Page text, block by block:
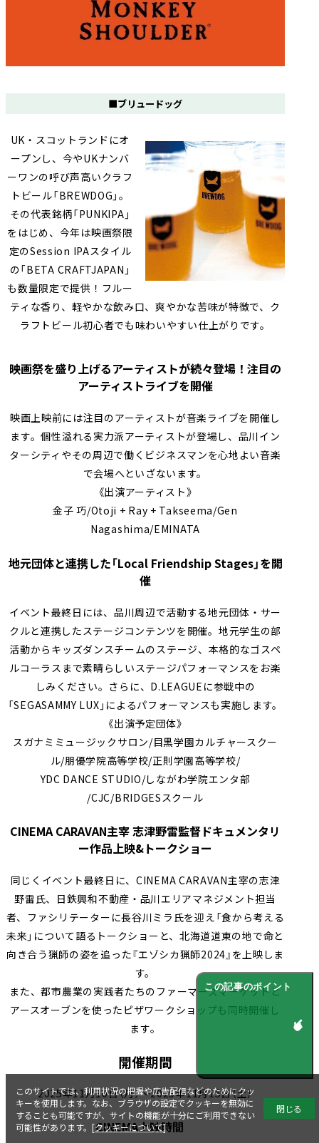
■ブリュードッグ
UK・スコットランドにオ
ープンし、今やUKナンバ
ーワンの呼び声高いクラフ
トビール「BREWDOG」。
その代表銘柄「PUNKIPA」
をはじめ、今年は映画祭限
定のSession IPAスタイル
の「BETA CRAFTJAPAN」
も数量限定で提供！フルー
ティな香り、軽やかな飲み口、爽やかな苦味が特徴で、ク
ラフトビール初心者でも味わいやすい仕上がりです。
映画祭を盛り上げるアーティストが続々登場！注目の
アーティストライブを開催
映画上映前には注目のアーティストが⾳楽ライブを開催し
ます。個性溢れる実力派アーティストが登場し、品川イン
ターシティやその周辺で働くビジネスマンを⼼地よい⾳楽
で会場へといざないます。
《出演アーティスト》
金子 巧/Otoji + Ray + Takseema/Gen
Nagashima/EMINATA
地元団体と連携した「Local Friendship Stages」を開
催
イベント最終日には、品川周辺で活動する地元団体・サー
クルと連携したステージコンテンツを開催。地元学生の部
活動からキッズダンスチームのステージ、本格的なゴスペ
ルコーラスまで素晴らしいステージパフォーマンスをお楽
しみください。さらに、D.LEAGUEに参戦中の
「SEGASAMMY LUX」によるパフォーマンスも実施します。
《出演予定団体》
スガナミミュージックサロン/目黒学園カルチャースクー
ル/朋優学院高等学校/正則学園高等学校/
YDC DANCE STUDIO/しながわ学院エンタ部
/CJC/BRIDGESスクール
CINEMA CARAVAN主宰 志津野雷監督ドキュメンタリ
ー作品上映&トークショー
同じくイベント最終日に、CINEMA CARAVAN主宰の志津
野雷氏、日鉄興和不動産・品川エリアマネジメント担当
者、ファシリテーターに長谷川ミラ氏を迎え「食から考える
未来」について語るトークショーと、北海道道東の地で命と
向き合う猟師の姿を追った『エゾシカ猟師2024』を上映しま
す。
また、都市農業の実践者たちのファーマーズマーケットと
アースオーブンを使ったピザワークショップも同時開催し
ます。
開催期間
2025年11月10日（月）～2025年11月15日（土）
CINEMA上映時間
この記事のポイント
このサイトでは、利用状況の把握や広告配信などのためにクッ
キーを使用します。なお、ブラウザの設定でクッキーを無効に
することも可能ですが、サイトの機能が十分にご利用できない
可能性があります。[クッキーについて]
閉じる